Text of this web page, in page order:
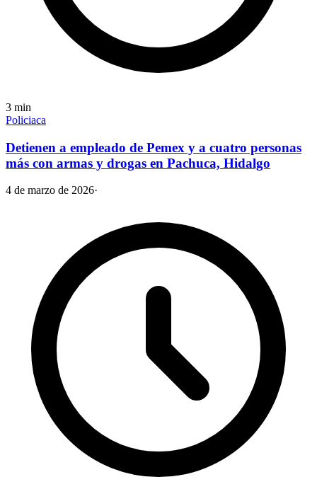
3 min
Policiaca
Detienen a empleado de Pemex y a cuatro personas
más con armas y drogas en Pachuca, Hidalgo
4 de marzo de 2026·